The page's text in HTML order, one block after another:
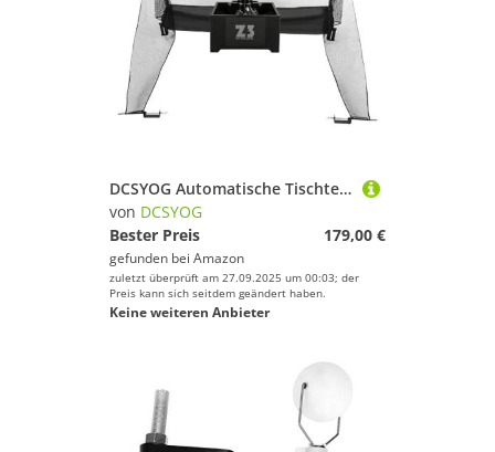
DCSYOG Automatische Tischtennis Ballmaschine, 10 Modi programmierbar Tischtennis Trainingsroboter Ping Pong Roboter Launcher mit 100 Stück Tischtennisbällen und Recycling-Netzen
von DCSYOG
Bester Preis
179,00 €
gefunden bei Amazon
zuletzt überprüft am 27.09.2025 um 00:03; der
Preis kann sich seitdem geändert haben.
Keine weiteren Anbieter